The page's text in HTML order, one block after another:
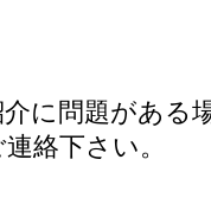
に問題がある
絡下さい。